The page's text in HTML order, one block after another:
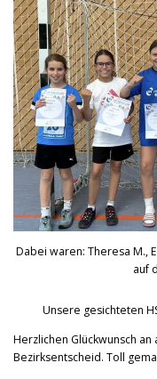
Dabei waren: Theresa M.,
auf
Unsere gesichteten
Herzlichen Glückwunsch
Bezirksentscheid. Toll